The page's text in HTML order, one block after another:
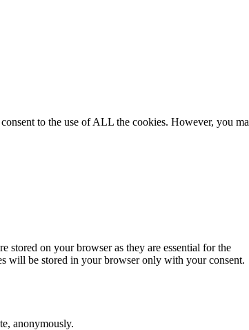
to the use of ALL the cookies. However, you
stored on your browser as they are essential for the
will be stored in your browser only with your consent.
anonymously.